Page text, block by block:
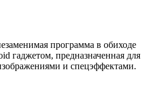
программа в обиходе
гаджетом, предназначенная для
и спецэффектами.